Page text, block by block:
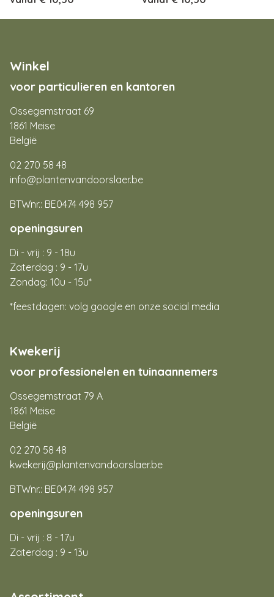
Winkel
voor particulieren en kantoren
Ossegemstraat 69
1861 Meise
België
02 270 58 48
info@plantenvandoorslaer.be
BTWnr.: BE0474 498 957
openingsuren
Di - vrij : 9 - 18u
Zaterdag : 9 - 17u
Zondag: 10u - 15u*
*feestdagen: volg google en onze social media
Kwekerij
voor professionelen en tuinaannemers
Ossegemstraat 79 A
1861 Meise
België
02 270 58 48
kwekerij@plantenvandoorslaer.be
BTWnr.: BE0474 498 957
openingsuren
Di - vrij : 8 - 17u
Zaterdag : 9 - 13u